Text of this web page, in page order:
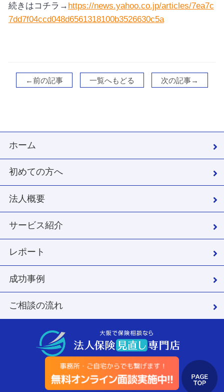
続きはコチラ→ https://news.yahoo.co.jp/articles/7ea7c
7dd7f04ccd048d6561318100b3526630c5a
←前の記事 一覧へもどる 次の記事→
ホーム
初めての方へ
法人概要
サービス紹介
レポート
成功事例
ご相談の流れ